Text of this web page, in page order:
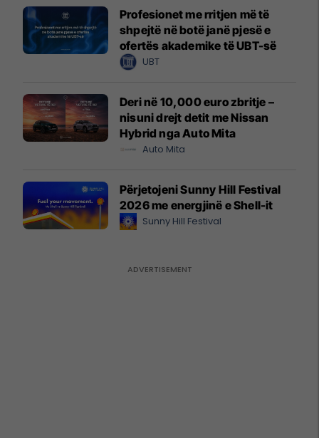
Profesionet me rritjen më të
shpejtë në botë janë pjesë e
ofertës akademike të UBT-së
UBT
Deri në 10,000 euro zbritje –
nisuni drejt detit me Nissan
Hybrid nga Auto Mita
Auto Mita
Përjetojeni Sunny Hill Festival
2026 me energjinë e Shell-it
Sunny Hill Festival